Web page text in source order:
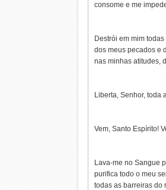
consome e me
Destrói em mim
dos meus pecados e
nas minhas atitudes,
Liberta, Senhor, toda
Vem, Santo Espírito!
Lava-me no Sangue
purifica todo o meu
todas as barreiras do